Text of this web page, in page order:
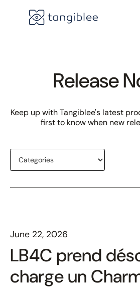
Release
Keep up with Tangiblee's latest
first to know when new
June 22, 2026
LB4C prend
charge un